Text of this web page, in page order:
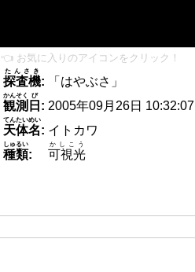
👈 お気に入りのアイコンをクリック！
探査機
たんさき
:
「はやぶさ」
観測
かんそく
日
び
: 2005年09月26日 10:32:07
天体名
てんたいめい
: イトカワ
種類
しゅるい
: 可視光
かしこう